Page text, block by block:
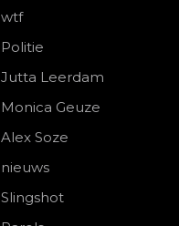
wtf
Politie
Jutta Leerdam
Monica Geuze
Alex Soze
nieuws
Slingshot